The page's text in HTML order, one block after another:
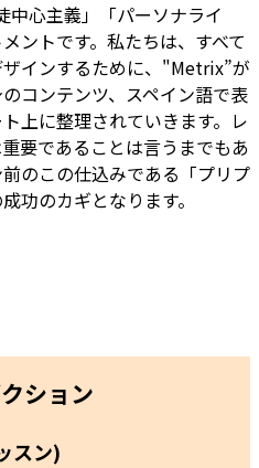
中心主義」「パーソナライ
ントです。私たちは、すべて
インするために、"Metrix”が
コンテンツ、スペイン語で表
上に整理されていきます。レ
要であることは言うまでもあ
のこの仕込みである「プリプ
功のカギとなります。
ション
スン)